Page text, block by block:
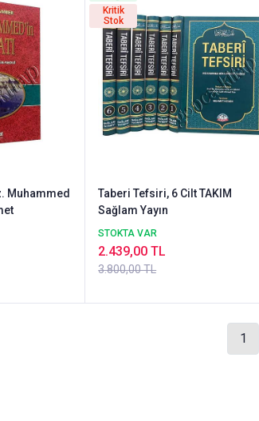
Muhammed
Taberi Tefsiri, 6 Cilt TAKIM
Sağlam Yayın
STOKTA VAR
3.800,00 TL
2.439,00 TL
Kritik
Stok
1